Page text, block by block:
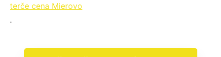
terče cena Mierovo
.